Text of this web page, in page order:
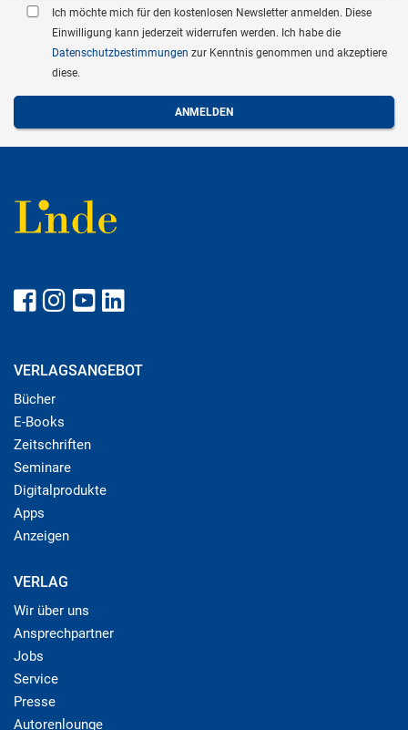
Ich möchte mich für den kostenlosen Newsletter anmelden. Diese
Einwilligung kann jederzeit widerrufen werden. Ich habe die
Datenschutzbestimmungen zur Kenntnis genommen und akzeptiere
diese.
VERLAGSANGEBOT
Bücher
E-Books
Zeitschriften
Seminare
Digitalprodukte
Apps
Anzeigen
VERLAG
Wir über uns
Ansprechpartner
Jobs
Service
Presse
Autorenlounge